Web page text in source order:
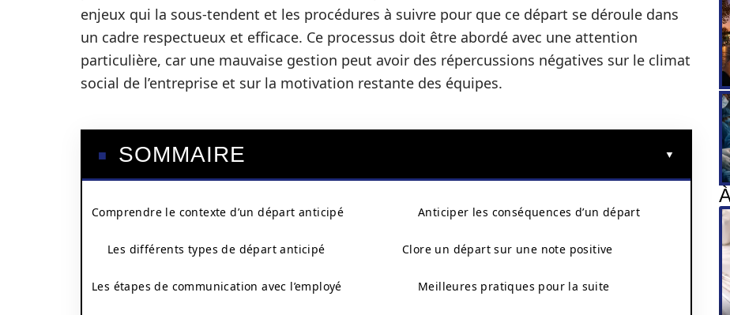
enjeux qui la sous-tendent et les procédures à suivre pour que ce départ se déroule dans
un cadre respectueux et efficace. Ce processus doit être abordé avec une attention
particulière, car une mauvaise gestion peut avoir des répercussions négatives sur le climat
social de l’entreprise et sur la motivation restante des équipes.
SOMMAIRE
Comprendre le contexte d’un départ anticipé
Les différents types de départ anticipé
Les étapes de communication avec l’employé
Anticiper les conséquences d’un départ
Clore un départ sur une note positive
Meilleures pratiques pour la suite